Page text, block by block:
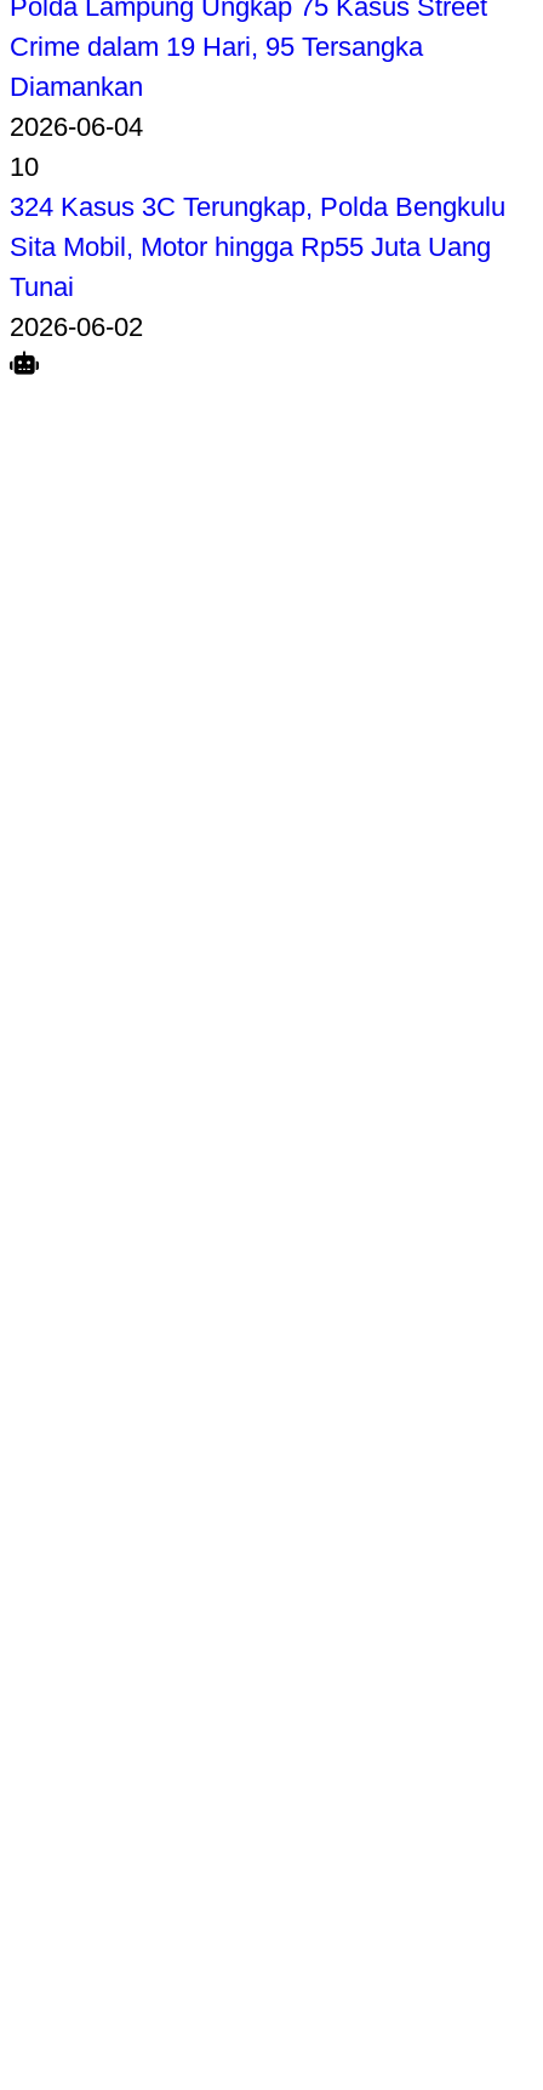
Polda Lampung Ungkap 75 Kasus Street
Crime dalam 19 Hari, 95 Tersangka
Diamankan
2026-06-04
10
324 Kasus 3C Terungkap, Polda Bengkulu
Sita Mobil, Motor hingga Rp55 Juta Uang
Tunai
2026-06-02